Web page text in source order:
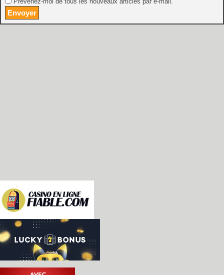
Prévenez-moi de tous les nouveaux articles par e-mail.